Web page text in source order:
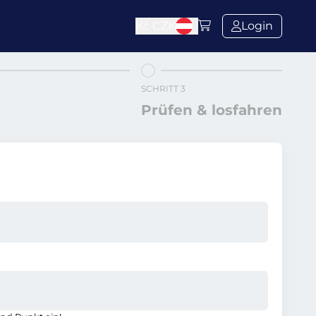
Login
SCHRITT 3
Prüfen & losfahren